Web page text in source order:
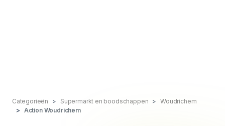
Categorieën Supermarkt en boodschappen
Woudrichem
Action Woudrichem